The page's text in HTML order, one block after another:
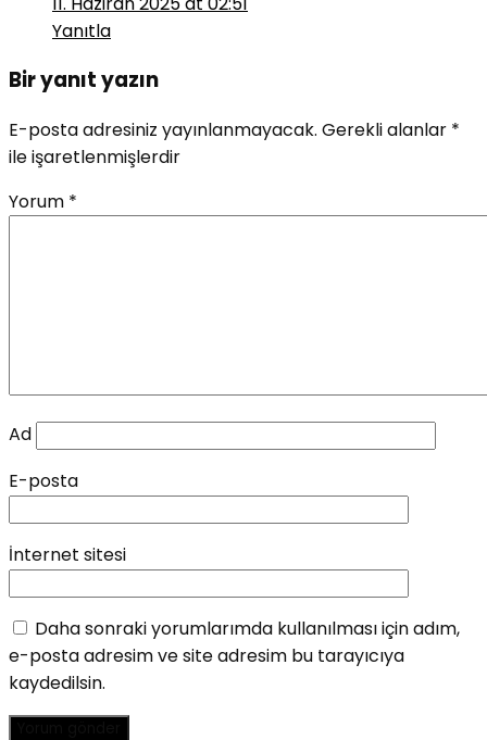
Yanıtla
Bir yanıt yazın
E-posta adresiniz yayınlanmayacak. Gerekli alanlar *
ile işaretlenmişlerdir
Yorum *
Ad
E-posta
İnternet sitesi
Daha sonraki yorumlarımda kullanılması için adım,
e-posta adresim ve site adresim bu tarayıcıya
kaydedilsin.